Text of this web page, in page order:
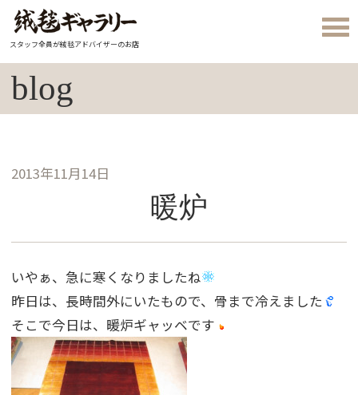
スタッフ全員が絨毯アドバイザーのお店
blog
2013年11月14日
暖炉
いやぁ、急に寒くなりましたね
昨日は、長時間外にいたもので、骨まで冷えました
そこで今日は、暖炉ギャッベです